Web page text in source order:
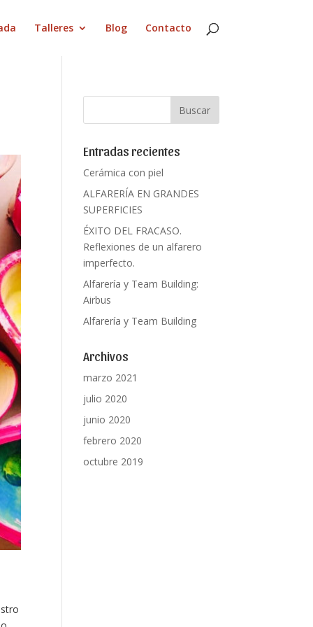
Talleres Blog Contacto
Entradas recientes
Cerámica con piel
ALFARERÍA EN GRANDES
SUPERFICIES
ÉXITO DEL FRACASO.
Reflexiones de un alfarero
imperfecto.
Alfarería y Team Building:
Airbus
Alfarería y Team Building
Archivos
marzo 2021
julio 2020
junio 2020
febrero 2020
octubre 2019